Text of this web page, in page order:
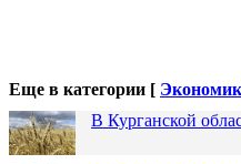
Еще в категории [
В Курганской